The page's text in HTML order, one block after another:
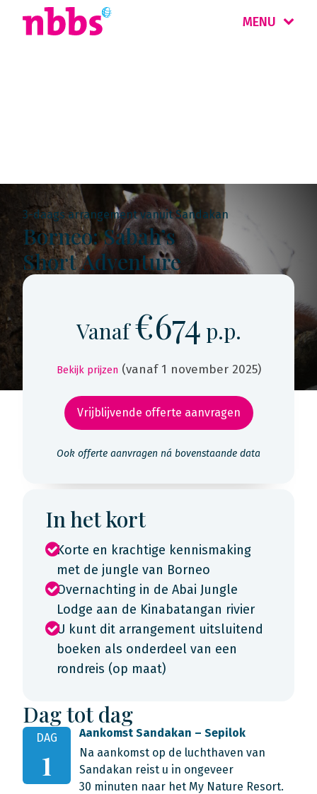
MENU
3-daags arrangement vanuit Sandakan
Borneo: Sabah’s
Short Adventure
Vanaf€674 p.p.
Bekijk prijzen (vanaf 1 november 2025)
Vrijblijvende offerte aanvragen
Ook offerte aanvragen ná bovenstaande data
In het kort
Korte en krachtige kennismaking
met de jungle van Borneo
Overnachting in de Abai Jungle
Lodge aan de Kinabatangan rivier
U kunt dit arrangement uitsluitend
boeken als onderdeel van een
rondreis (op maat)
Dag tot dag
DAG
1
Aankomst Sandakan – Sepilok
Na aankomst op de luchthaven van
Sandakan reist u in ongeveer
30 minuten naar het My Nature Resort.